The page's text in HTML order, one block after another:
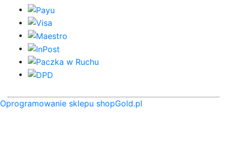
Oprogramowanie sklepu shopGold.pl